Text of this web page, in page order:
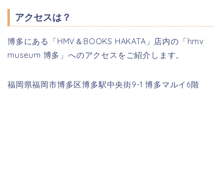
アクセスは？
博多にある「HMV＆BOOKS HAKATA」店内の「hmv
museum 博多」へのアクセスをご紹介します。
福岡県福岡市博多区博多駅中央街9-1 博多マルイ6階